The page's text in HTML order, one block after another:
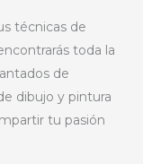
técnicas de
toda la
de
dibujo y pintura
tu pasión